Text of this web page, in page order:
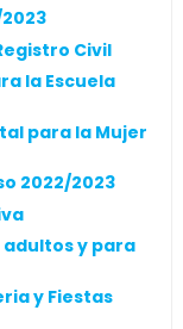
Civil
la Escuela
para la Mujer
2022/2023
y para
y Fiestas